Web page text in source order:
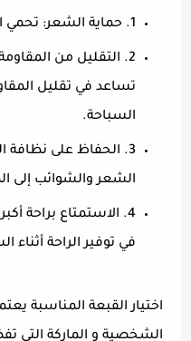
1. حماية الشعر: تحمي الشعر من تأثير الماء والكلور.
2. التقليل من
تساعد في تقليل
السباحة.
3. الحفاظ على
الشعر والشوائب إلى
4. الاستمتاع براحة
في توفير الراحة أثناء
اختيار القبعة المناسبة
الشخصية و الماركة التي